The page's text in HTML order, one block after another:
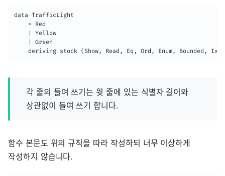
data TrafficLight
    = Red
    | Yellow
    | Green
    deriving stock (Show, Read, Eq, Ord, Enum, Bounded, Ix)
각 줄의 들여 쓰기는 윗 줄에 있는 식별자 길이와
상관없이 들여 쓰기 합니다.
함수 본문도 위의 규칙을 따라 작성하되 너무 이상하게
작성하지 않습니다.